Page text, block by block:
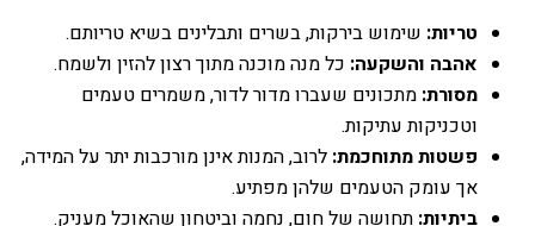
טריות: שימוש בירקות, בשרים ותבלינים בשיא טריותם.
אהבה והשקעה: כל מנה מוכנה מתוך רצון להזין ולשמח.
מסורת: מתכונים שעברו מדור לדור, משמרים טעמים
וטכניקות עתיקות.
פשטות מתוחכמת: לרוב, המנות אינן מורכבות יתר על המידה,
אך עומק הטעמים שלהן מפתיע.
ביתיות: תחושה של חום, נחמה וביטחון שהאוכל מעניק.